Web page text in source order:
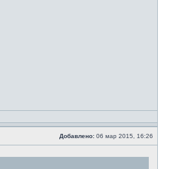
Добавлено: 06 мар 2015, 16:26